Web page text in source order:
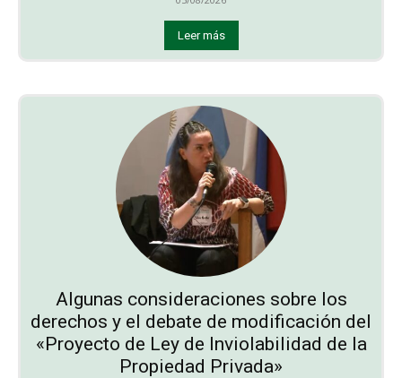
Leer más
Algunas consideraciones sobre los
derechos y el debate de modificación del
«Proyecto de Ley de Inviolabilidad de la
Propiedad Privada»